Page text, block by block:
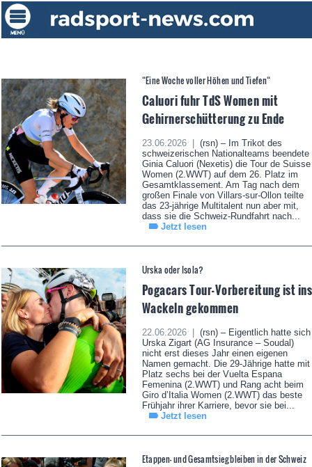
“Eine Woche voller Höhen und Tiefen“
Caluori fuhr TdS Women mit
Gehirnerschütterung zu Ende
23.06.2026 |
(rsn) – Im Trikot des
schweizerischen Nationalteams beendete
Ginia Caluori (Nexetis) die Tour de Suisse
Women (2.WWT) auf dem 26. Platz im
Gesamtklassement. Am Tag nach dem
großen Finale von Villars-sur-Ollon teilte
das 23-jährige Multitalent nun aber mit,
dass sie die Schweiz-Rundfahrt nach...
Jetzt lesen
Urska oder Isola?
Pogacars Tour-Vorbereitung ist ins
Wackeln gekommen
22.06.2026 |
(rsn) – Eigentlich hatte sich
Urska Zigart (AG Insurance – Soudal)
nicht erst dieses Jahr einen eigenen
Namen gemacht. Die 29-Jährige hatte mit
Platz sechs bei der Vuelta Espana
Femenina (2.WWT) und Rang acht beim
Giro d’Italia Women (2.WWT) das beste
Frühjahr ihrer Karriere, bevor sie bei...
Jetzt lesen
Etappen- und Gesamtsieg bleiben in der Schweiz